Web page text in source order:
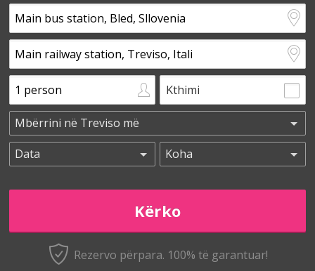
Kthimi
Rezervo përpara. 100% të garantuar!